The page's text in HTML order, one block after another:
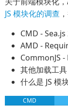
JS 模块化的调查
CMD -
AMD -
CommonJS
其他加载工
什么是 JS 模
CMD